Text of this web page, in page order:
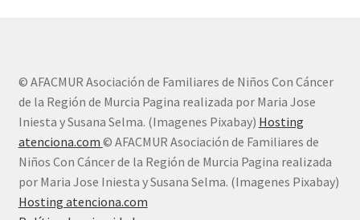
© AFACMUR Asociación de Familiares de Niños Con Cáncer
de la Región de Murcia Pagina realizada por Maria Jose
Iniesta y Susana Selma. (Imagenes Pixabay) Hosting
atenciona.com © AFACMUR Asociación de Familiares de
Niños Con Cáncer de la Región de Murcia Pagina realizada
por Maria Jose Iniesta y Susana Selma. (Imagenes Pixabay)
Hosting atenciona.com